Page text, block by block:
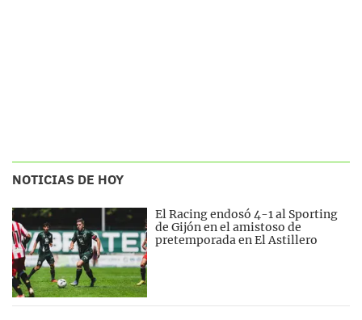
NOTICIAS DE HOY
El Racing endosó 4-1 al Sporting
de Gijón en el amistoso de
pretemporada en El Astillero